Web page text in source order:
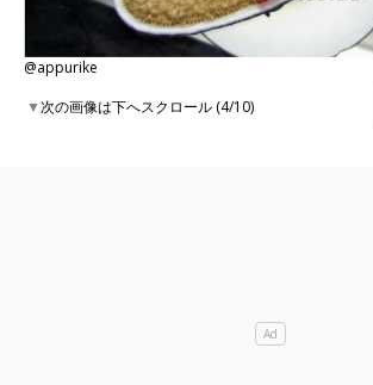
@appurike
▼次の画像は下へスクロール (4/10)